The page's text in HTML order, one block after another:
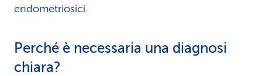
endometriosici.
Perché è necessaria una diagnosi
chiara?